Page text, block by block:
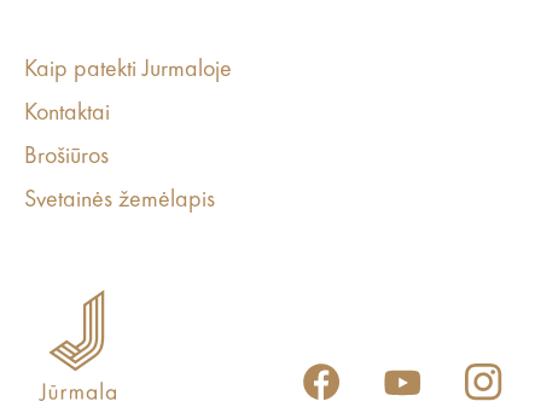
Kaip patekti Jurmaloje
Kontaktai
Brošiūros
Svetainės žemėlapis